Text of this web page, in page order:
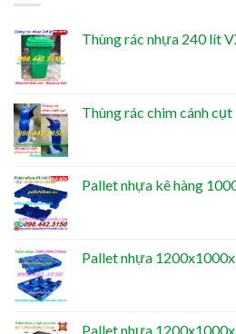
Thùng rác nhựa 240 lít
Thùng rác chim cánh cụt
Pallet nhựa kê hàng
Pallet nhựa
Pallet nhựa